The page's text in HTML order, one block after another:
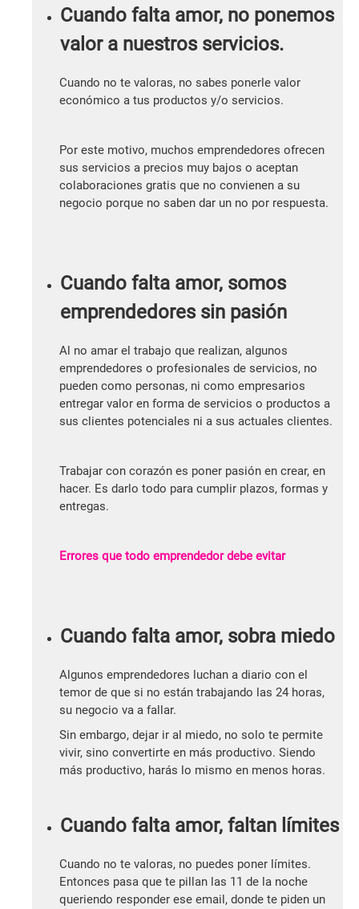
Cuando falta amor, no ponemos
valor a nuestros servicios.
Cuando no te valoras, no sabes ponerle valor
económico a tus productos y/o servicios.
Por este motivo, muchos emprendedores ofrecen
sus servicios a precios muy bajos o aceptan
colaboraciones gratis que no convienen a su
negocio porque no saben dar un no por respuesta.
Cuando falta amor, somos
emprendedores sin pasión
Al no amar el trabajo que realizan, algunos
emprendedores o profesionales de servicios, no
pueden como personas, ni como empresarios
entregar valor en forma de servicios o productos a
sus clientes potenciales ni a sus actuales clientes.
Trabajar con corazón es poner pasión en crear, en
hacer. Es darlo todo para cumplir plazos, formas y
entregas.
Errores que todo emprendedor debe evitar
Cuando falta amor, sobra miedo
Algunos emprendedores luchan a diario con el
temor de que si no están trabajando las 24 horas,
su negocio va a fallar.
Sin embargo, dejar ir al miedo, no solo te permite
vivir, sino convertirte en más productivo. Siendo
más productivo, harás lo mismo en menos horas.
Cuando falta amor, faltan límites
Cuando no te valoras, no puedes poner límites.
Entonces pasa que te pillan las 11 de la noche
queriendo responder ese email, donde te piden un